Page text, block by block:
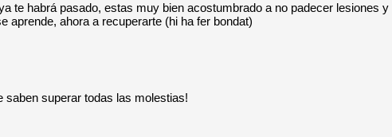
te habrá pasado, estas muy bien acostumbrado a no padecer lesiones y
aprende, ahora a recuperarte (hi ha fer bondat)
saben superar todas las molestias!